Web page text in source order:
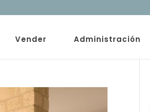
Vender Administración